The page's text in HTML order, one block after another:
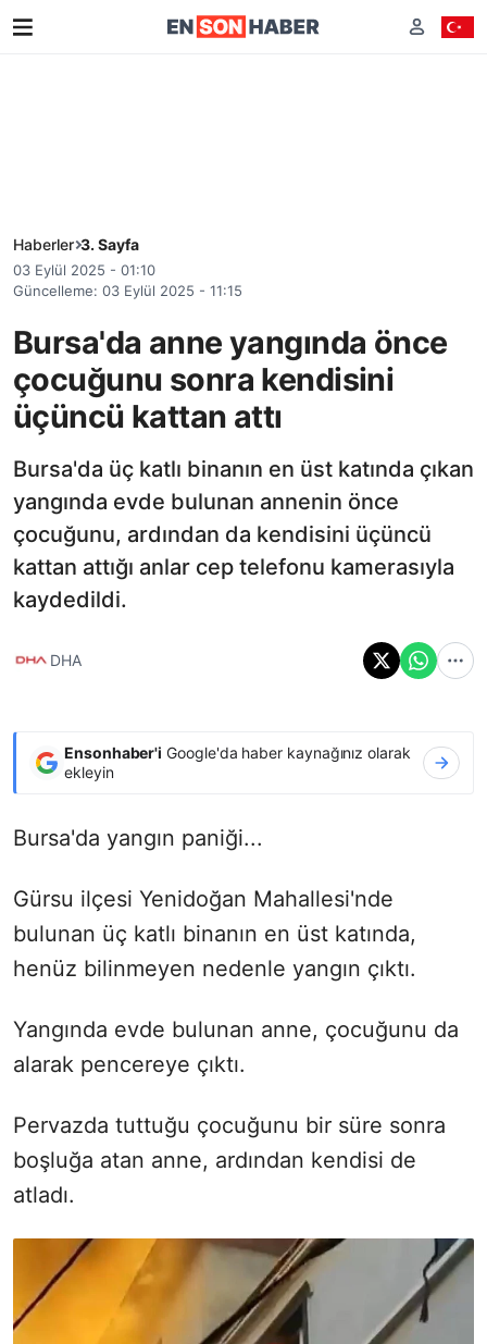
Haberler 3. Sayfa
03 Eylül 2025 - 01:10
Güncelleme: 03 Eylül 2025 - 11:15
Bursa'da anne yangında önce
çocuğunu sonra kendisini
üçüncü kattan attı
Bursa'da üç katlı binanın en üst katında çıkan
yangında evde bulunan annenin önce
çocuğunu, ardından da kendisini üçüncü
kattan attığı anlar cep telefonu kamerasıyla
kaydedildi.
DHA
Ensonhaber'i Google'da haber kaynağınız olarak
ekleyin
Bursa'da yangın paniği...
Gürsu ilçesi Yenidoğan Mahallesi'nde
bulunan üç katlı binanın en üst katında,
henüz bilinmeyen nedenle yangın çıktı.
Yangında evde bulunan anne, çocuğunu da
alarak pencereye çıktı.
Pervazda tuttuğu çocuğunu bir süre sonra
boşluğa atan anne, ardından kendisi de
atladı.